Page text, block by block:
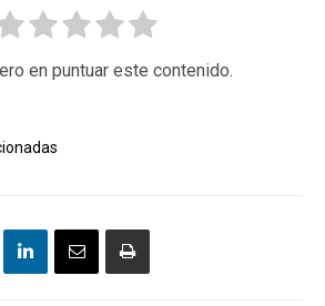
en puntuar este contenido.